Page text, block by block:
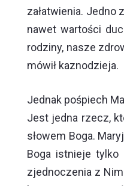
załatwienia. Jedno
nawet wartości
rodziny, nasze
mówił kaznodzieja.
Jednak pośpiech
Jest jedna rzecz,
słowem Boga.
Boga istnieje
zjednoczenia z